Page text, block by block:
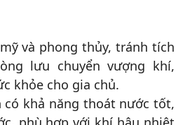
và phong thủy, tránh tích
lưu chuyển vượng khí,
khỏe cho gia chủ.
có khả năng thoát nước tốt,